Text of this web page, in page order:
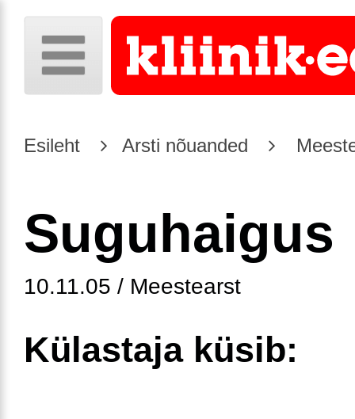
Esileht Arsti nõuanded
Suguhaigus
10.11.05 / Meestearst
Külastaja küsib: